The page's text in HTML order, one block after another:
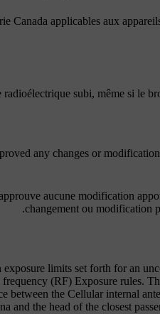
Canada applicables aux
any changes or
aucune modification
changement ou modification
limits set forth for an
(RF) Exposure rules.
between the Cellular internal
and the head of the closest